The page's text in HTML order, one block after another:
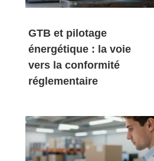
GTB et pilotage
énergétique : la voie
vers la conformité
réglementaire